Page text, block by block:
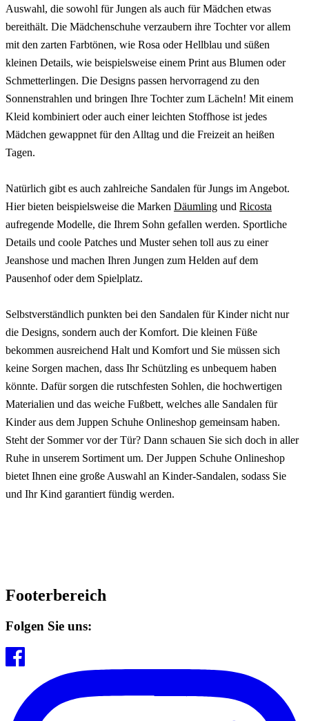
Auswahl, die sowohl für Jungen als auch für Mädchen etwas
bereithält. Die Mädchenschuhe verzaubern ihre Tochter vor allem
mit den zarten Farbtönen, wie Rosa oder Hellblau und süßen
kleinen Details, wie beispielsweise einem Print aus Blumen oder
Schmetterlingen. Die Designs passen hervorragend zu den
Sonnenstrahlen und bringen Ihre Tochter zum Lächeln! Mit einem
Kleid kombiniert oder auch einer leichten Stoffhose ist jedes
Mädchen gewappnet für den Alltag und die Freizeit an heißen
Tagen.
Natürlich gibt es auch zahlreiche Sandalen für Jungs im Angebot.
Hier bieten beispielsweise die Marken Däumling und Ricosta
aufregende Modelle, die Ihrem Sohn gefallen werden. Sportliche
Details und coole Patches und Muster sehen toll aus zu einer
Jeanshose und machen Ihren Jungen zum Helden auf dem
Pausenhof oder dem Spielplatz.
Selbstverständlich punkten bei den Sandalen für Kinder nicht nur
die Designs, sondern auch der Komfort. Die kleinen Füße
bekommen ausreichend Halt und Komfort und Sie müssen sich
keine Sorgen machen, dass Ihr Schützling es unbequem haben
könnte. Dafür sorgen die rutschfesten Sohlen, die hochwertigen
Materialien und das weiche Fußbett, welches alle Sandalen für
Kinder aus dem Juppen Schuhe Onlineshop gemeinsam haben.
Steht der Sommer vor der Tür? Dann schauen Sie sich doch in aller
Ruhe in unserem Sortiment um. Der Juppen Schuhe Onlineshop
bietet Ihnen eine große Auswahl an Kinder-Sandalen, sodass Sie
und Ihr Kind garantiert fündig werden.
Footerbereich
Folgen Sie uns: